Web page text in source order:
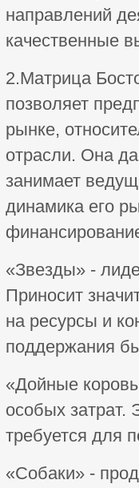
направлений
качественные
2.Матрица
позволяет
рынке,
отрасли. Она
занимает
динамика его
«Звезды» -
Приносит
на ресурсы и
поддержания
«Дойные
особых затрат.
требуется для
«Собаки» -